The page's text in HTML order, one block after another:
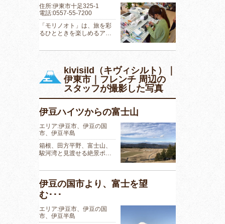
住所:伊東市十足325-1
電話:0557-55-7200
「モリノオト」は、旅を彩
るひとときを楽しめるア…
kivisild（キヴィシルト）｜
伊東市｜フレンチ 周辺の
スタッフが撮影した写真
伊豆ハイツからの富士山
エリア:伊豆市、伊豆の国
市、伊豆半島
箱根、田方平野、富士山、
駿河湾と見渡せる絶景ポ…
伊豆の国市より、富士を望
む･･･
エリア:伊豆市、伊豆の国
市、伊豆半島